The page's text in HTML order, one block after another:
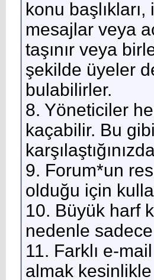
konu
mesajlar veya
taşınır veya
şekilde üyeler
bulabilirler.
8. Yöneticiler
kaçabilir. Bu
9. Forum*un
olduğu için
10. Büyük harf
nedenle
11. Farklı e-
almak